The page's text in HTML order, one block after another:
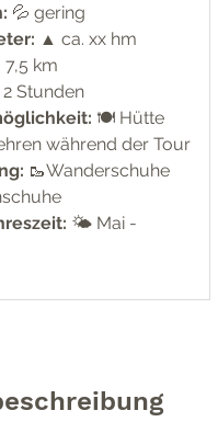
💦 gering
▲ ca. xx hm
km
2 Stunden
🍽️ Hütte
während der Tour
🥾Wanderschuhe
🌤️ Mai -